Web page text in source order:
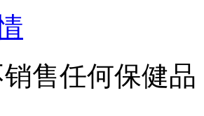
售任何保健